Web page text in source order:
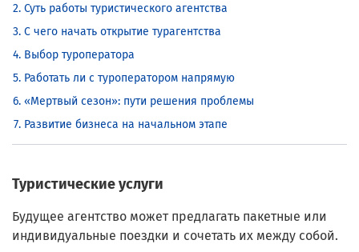
Суть работы туристического агентства
С чего начать открытие турагентства
Выбор туроператора
Работать ли с туроператором напрямую
«Мертвый сезон»: пути решения проблемы
Развитие бизнеса на начальном этапе
Туристические услуги
Будущее агентство может предлагать пакетные или
индивидуальные поездки и сочетать их между собой.